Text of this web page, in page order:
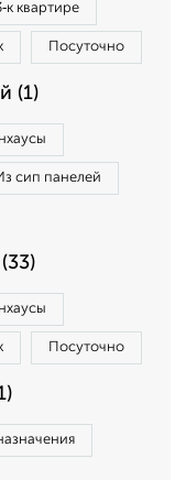
квартире
Посуточно
(1)
сип панелей
Посуточно